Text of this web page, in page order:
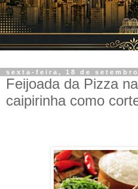
sexta-feira, 18 de setembro
Feijoada da Pizza
caipirinha como